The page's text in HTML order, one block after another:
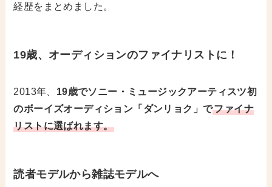
経歴をまとめました。
19歳、オーディションのファイナリストに！
2013年、 19歳でソニー・ミュージックアーティスツ初
のボーイズオーディション「ダンリョク」でファイナ
リストに選ばれます。
読者モデルから雑誌モデルへ